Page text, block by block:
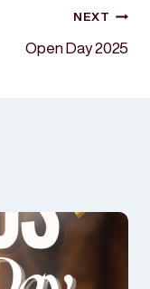
NEXT
Open Day 2025